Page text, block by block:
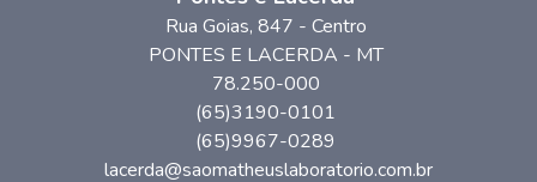
Rua Goias, 847 - Centro
PONTES E LACERDA - MT
78.250-000
(65)3190-0101
(65)9967-0289
lacerda@saomatheuslaboratorio.com.br